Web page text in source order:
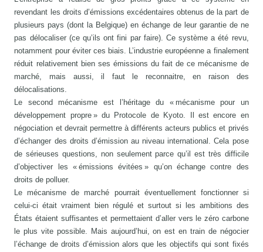
revendant les droits d’émissions excédentaires obtenus de la part de
plusieurs pays (dont la Belgique) en échange de leur garantie de ne
pas délocaliser (ce qu’ils ont fini par faire). Ce système a été revu,
notamment pour éviter ces biais. L’industrie européenne a finalement
réduit relativement bien ses émissions du fait de ce mécanisme de
marché, mais aussi, il faut le reconnaitre, en raison des
délocalisations.
Le second mécanisme est l’héritage du « mécanisme pour un
développement propre » du Protocole de Kyoto. Il est encore en
négociation et devrait permettre à différents acteurs publics et privés
d’échanger des droits d’émission au niveau international. Cela pose
de sérieuses questions, non seulement parce qu’il est très difficile
d’objectiver les « émissions évitées » qu’on échange contre des
droits de polluer.
Le mécanisme de marché pourrait éventuellement fonctionner si
celui-ci était vraiment bien régulé et surtout si les ambitions des
États étaient suffisantes et permettaient d’aller vers le zéro carbone
le plus vite possible. Mais aujourd’hui, on est en train de négocier
l’échange de droits d’émission alors que les objectifs qui sont fixés